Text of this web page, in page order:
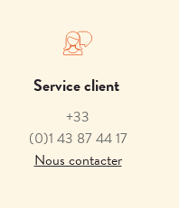
Service client
+33
(0)1 43 87 44 17
Nous contacter